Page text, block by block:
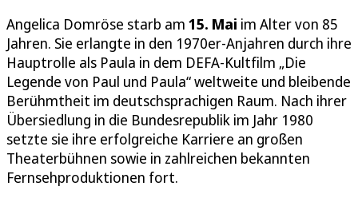
Angelica Domröse starb am 15. Mai im Alter von 85
Jahren. Sie erlangte in den 1970er-Anjahren durch ihre
Hauptrolle als Paula in dem DEFA-Kultfilm „Die
Legende von Paul und Paula“ weltweite und bleibende
Berühmtheit im deutschsprachigen Raum. Nach ihrer
Übersiedlung in die Bundesrepublik im Jahr 1980
setzte sie ihre erfolgreiche Karriere an großen
Theaterbühnen sowie in zahlreichen bekannten
Fernsehproduktionen fort.